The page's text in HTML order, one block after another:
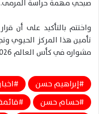
صبحي مهمة حراسة المرمى.
واختتم بالتأكيد على أن
تأمين هذا المركز الحيوي
مشواره في كأس العالم 2026.
إبراهيم حسن
حسام حسن